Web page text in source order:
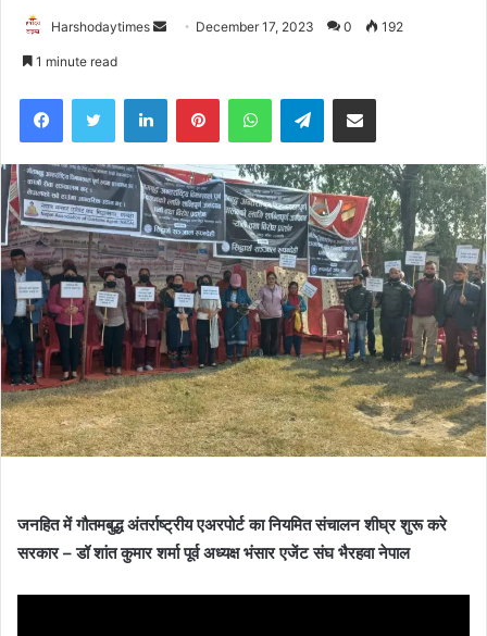
Harshodaytimes
Send December 17, 2023 0 192
1 minute read
FacebookTwitter LinkedInPinterestWhatsAppTelegramShare via Email
जनहित में गौतमबुद्ध अंतर्राष्ट्रीय एअरपोर्ट का नियमित संचालन शीघ्र शुरू करे
सरकार – डॉ शांत कुमार शर्मा पूर्व अध्यक्ष भंसार एजेंट संघ भैरहवा नेपाल